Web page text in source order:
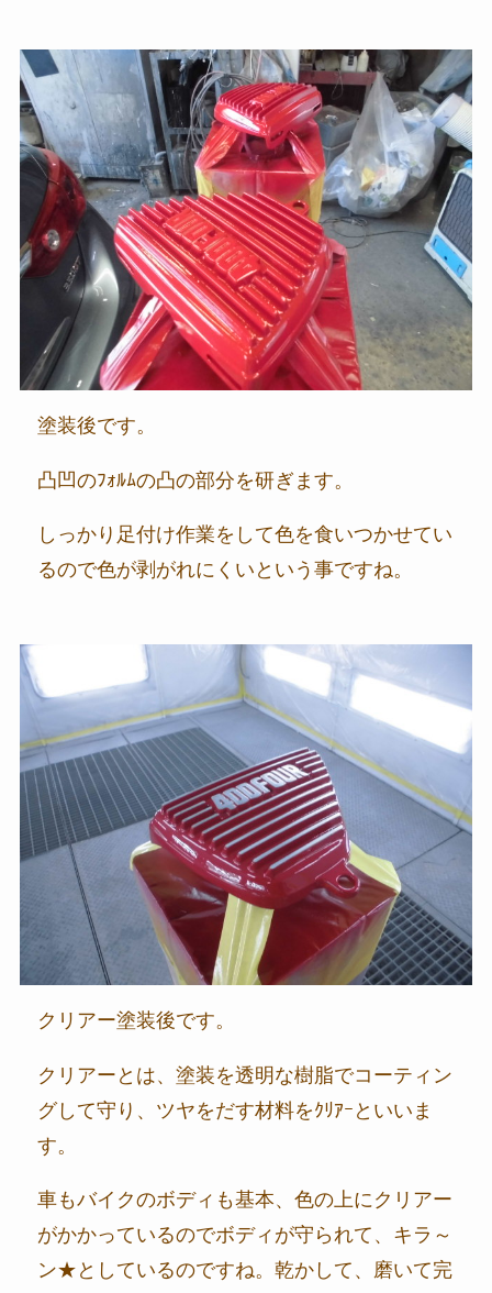
塗装後です。
凸凹のﾌｫﾙﾑの凸の部分を研ぎます。
しっかり足付け作業をして色を食いつかせてい
るので色が剥がれにくいという事ですね。
クリアー塗装後です。
クリアーとは、塗装を透明な樹脂でコーティン
グして守り、ツヤをだす材料をｸﾘｱｰといいま
す。
車もバイクのボディも基本、色の上にクリアー
がかかっているのでボディが守られて、キラ～
ン★としているのですね。乾かして、磨いて完